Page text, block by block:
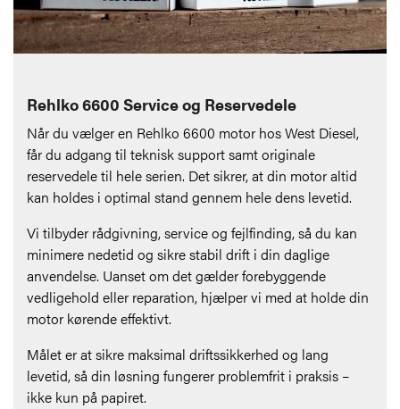
Rehlko 6600 Service og Reservedele
Når du vælger en Rehlko 6600 motor hos West Diesel,
får du adgang til teknisk support samt originale
reservedele til hele serien. Det sikrer, at din motor altid
kan holdes i optimal stand gennem hele dens levetid.
Vi tilbyder rådgivning, service og fejlfinding, så du kan
minimere nedetid og sikre stabil drift i din daglige
anvendelse. Uanset om det gælder forebyggende
vedligehold eller reparation, hjælper vi med at holde din
motor kørende effektivt.
Målet er at sikre maksimal driftssikkerhed og lang
levetid, så din løsning fungerer problemfrit i praksis –
ikke kun på papiret.